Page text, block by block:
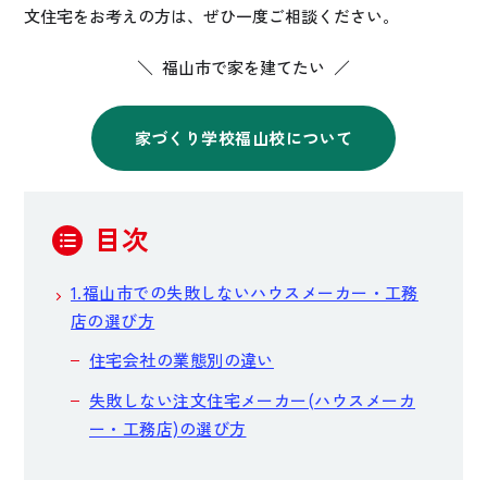
文住宅をお考えの方は、ぜひ一度ご相談ください。
＼ 福山市で家を建てたい ／
家づくり学校福山校について
目次
1.福山市での失敗しないハウスメーカー・工務
店の選び方
住宅会社の業態別の違い
失敗しない注文住宅メーカー(ハウスメーカ
ー・工務店)の選び方